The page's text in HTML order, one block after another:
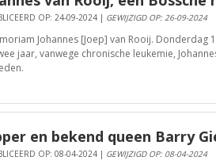
OP: 24-09-2024 | GEWIJZIGD OP: 26-09-2024
Johannes [Joep] van Rooij. Donderdag
jaar, vanwege chronische leukemie,
en bekend queen Barry
OP: 08-04-2024 | GEWIJZIGD OP: 08-04-2024